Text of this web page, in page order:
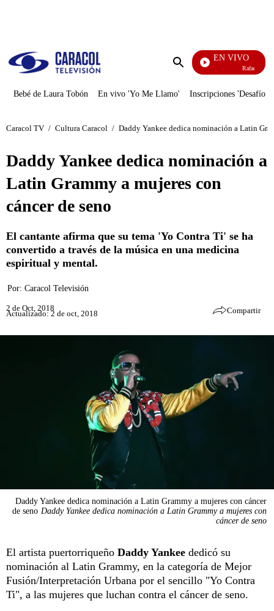
Enviar
EN VIVO
Rafael Orozco
Bebé de Laura Tobón En vivo 'Yo Me Llamo' Inscripciones 'Desafío'
Caracol TV / Cultura Caracol / Daddy Yankee dedica nominación a Latin
Daddy Yankee dedica nominación a
Latin Grammy a mujeres con
cáncer de seno
El cantante afirma que su tema 'Yo Contra Ti' se ha
convertido a través de la música en una medicina
espiritual y mental.
Por: Caracol Televisión
2 de Oct, 2018
Actualizado: 2 de oct, 2018 Compartir
Daddy Yankee dedica nominación a Latin Grammy a mujeres con cáncer
de seno Daddy Yankee dedica nominación a Latin Grammy a mujeres con
cáncer de seno
El artista puertorriqueño Daddy Yankee dedicó su
nominación al Latin Grammy, en la categoría de Mejor
Fusión/Interpretación Urbana por el sencillo "Yo Contra
Ti", a las mujeres que luchan contra el cáncer de seno.